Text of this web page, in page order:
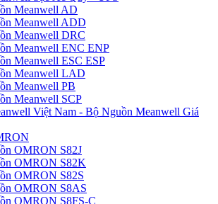
Meanwell AD
Meanwell ADD
Meanwell DRC
Meanwell ENC ENP
Meanwell ESC ESP
Meanwell LAD
Meanwell PB
Meanwell SCP
Việt Nam - Bộ Nguồn Meanwell Giá
OMRON S82J
OMRON S82K
OMRON S82S
OMRON S8AS
OMRON S8FS-C